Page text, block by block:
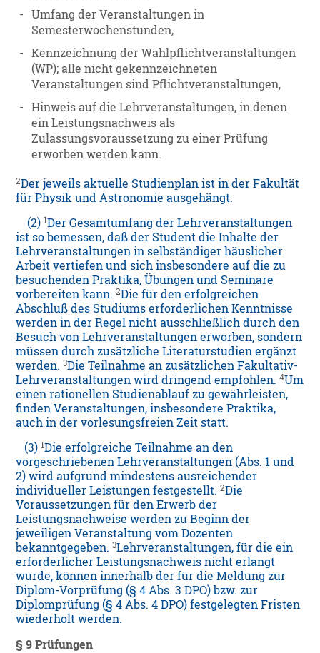
-
Umfang der Veranstaltungen in
Semesterwochenstunden,
-
Kennzeichnung der Wahlpflichtveranstaltungen
(WP); alle nicht gekennzeichneten
Veranstaltungen sind Pflichtveranstaltungen,
-
Hinweis auf die Lehrveranstaltungen, in denen
ein Leistungsnachweis als
Zulassungsvoraussetzung zu einer Prüfung
erworben werden kann.
2Der jeweils aktuelle Studienplan ist in der Fakultät
für Physik und Astronomie ausgehängt.
(2)1Der Gesamtumfang der Lehrveranstaltungen
ist so bemessen, daß der Student die Inhalte der
Lehrveranstaltungen in selbständiger häuslicher
Arbeit vertiefen und sich insbesondere auf die zu
besuchenden Praktika, Übungen und Seminare
vorbereiten kann.2Die für den erfolgreichen
Abschluß des Studiums erforderlichen Kenntnisse
werden in der Regel nicht ausschließlich durch den
Besuch von Lehrveranstaltungen erworben, sondern
müssen durch zusätzliche Literaturstudien ergänzt
werden.3Die Teilnahme an zusätzlichen Fakultativ-
Lehrveranstaltungen wird dringend empfohlen.4Um
einen rationellen Studienablauf zu gewährleisten,
finden Veranstaltungen, insbesondere Praktika,
auch in der vorlesungsfreien Zeit statt.
(3)1Die erfolgreiche Teilnahme an den
vorgeschriebenen Lehrveranstaltungen (Abs. 1 und
2) wird aufgrund mindestens ausreichender
individueller Leistungen festgestellt.2Die
Voraussetzungen für den Erwerb der
Leistungsnachweise werden zu Beginn der
jeweiligen Veranstaltung vom Dozenten
bekanntgegeben.3Lehrveranstaltungen, für die ein
erforderlicher Leistungsnachweis nicht erlangt
wurde, können innerhalb der für die Meldung zur
Diplom-Vorprüfung (§ 4 Abs. 3 DPO) bzw. zur
Diplomprüfung (§ 4 Abs. 4 DPO) festgelegten Fristen
wiederholt werden.
§ 9 Prüfungen